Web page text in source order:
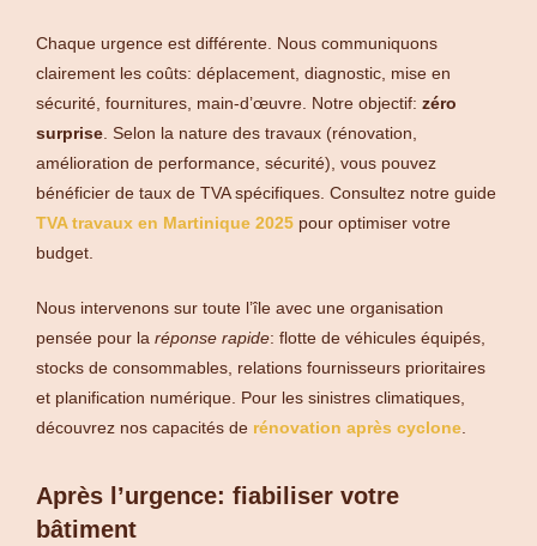
Chaque urgence est différente. Nous communiquons
clairement les coûts: déplacement, diagnostic, mise en
sécurité, fournitures, main-d’œuvre. Notre objectif: zéro
surprise . Selon la nature des travaux (rénovation,
amélioration de performance, sécurité), vous pouvez
bénéficier de taux de TVA spécifiques. Consultez notre guide
TVA travaux en Martinique 2025 pour optimiser votre
budget.
Nous intervenons sur toute l’île avec une organisation
pensée pour la réponse rapide: flotte de véhicules équipés,
stocks de consommables, relations fournisseurs prioritaires
et planification numérique. Pour les sinistres climatiques,
découvrez nos capacités de rénovation après cyclone
Après l’urgence: fiabiliser votre
bâtiment